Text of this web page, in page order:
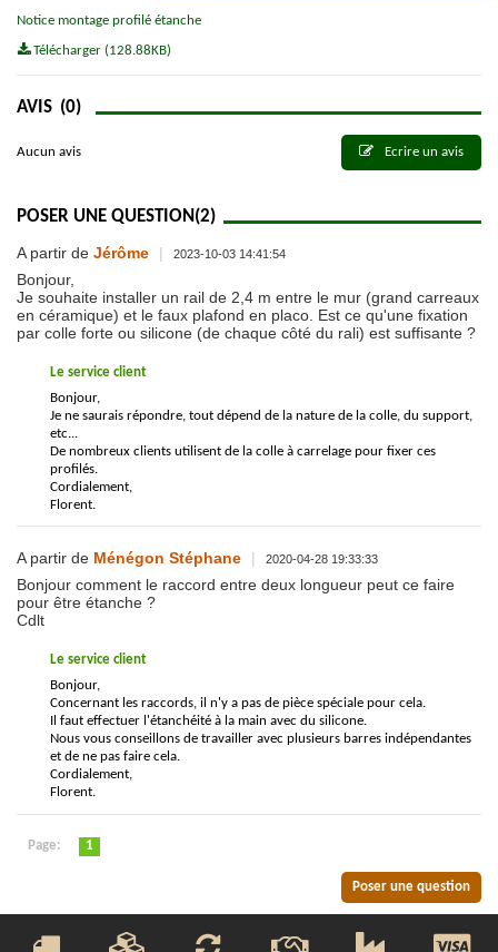
Notice montage profilé étanche
Télécharger (128.88KB)
AVIS (0)
Aucun avis Ecrire un avis
POSER UNE QUESTION(2)
A partir de Jérôme | 2023-10-03 14:41:54
Bonjour,
Je souhaite installer un rail de 2,4 m entre le mur (grand carreaux
en céramique) et le faux plafond en placo. Est ce qu'une fixation
par colle forte ou silicone (de chaque côté du rali) est suffisante ?
Le service client
Bonjour,
Je ne saurais répondre, tout dépend de la nature de la colle, du support,
etc...
De nombreux clients utilisent de la colle à carrelage pour fixer ces
profilés.
Cordialement,
Florent.
A partir de Ménégon Stéphane | 2020-04-28 19:33:33
Bonjour comment le raccord entre deux longueur peut ce faire
pour être étanche ?
Cdlt
Le service client
Bonjour,
Concernant les raccords, il n'y a pas de pièce spéciale pour cela.
Il faut effectuer l'étanchéité à la main avec du silicone.
Nous vous conseillons de travailler avec plusieurs barres indépendantes
et de ne pas faire cela.
Cordialement,
Florent.
Page: 1
Poser une question